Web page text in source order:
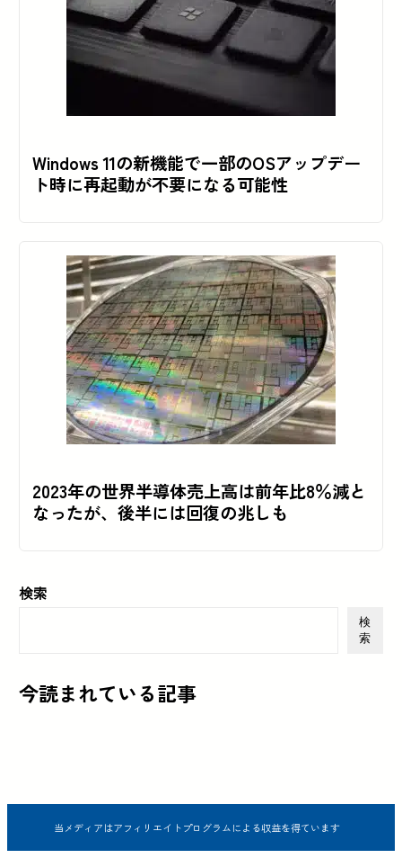
Windows 11の新機能で一部のOSアップデー
ト時に再起動が不要になる可能性
2023年の世界半導体売上高は前年比8％減と
なったが、後半には回復の兆しも
検索
検
索
今読まれている記事
当メディアはアフィリエイトプログラムによる収益を得ています